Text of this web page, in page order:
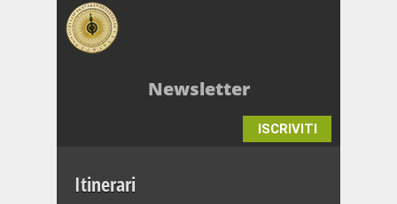
Newsletter
ISCRIVITI
Itinerari